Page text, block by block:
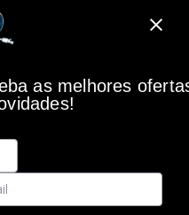
(0)
8GB DDR5 5600Mhz,
as melhores